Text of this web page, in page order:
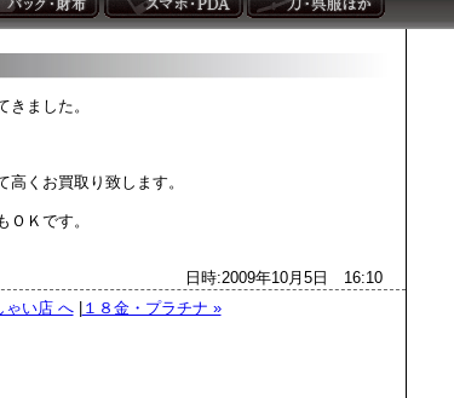
ました。
くお買取り致します。
Ｋです。
日時:2009年10月5日 16:10
ゃい店 へ| １８金・プラチナ »